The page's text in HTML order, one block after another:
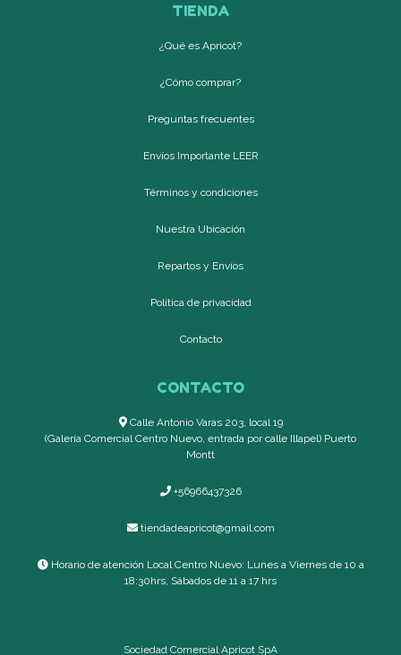
TIENDA
¿Qué es Apricot?
¿Cómo comprar?
Preguntas frecuentes
Envíos Importante LEER
Términos y condiciones
Nuestra Ubicación
Repartos y Envíos
Política de privacidad
Contacto
CONTACTO
Calle Antonio Varas 203, local 19
(Galería Comercial Centro Nuevo, entrada por calle Illapel) Puerto
Montt
+56966437326
tiendadeapricot@gmail.com
Horario de atención Local Centro Nuevo: Lunes a Viernes de 10 a
18:30hrs, Sábados de 11 a 17 hrs
Sociedad Comercial Apricot SpA